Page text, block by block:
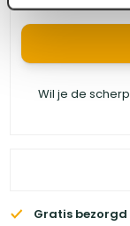
Wil je de
Gratis bezorgd